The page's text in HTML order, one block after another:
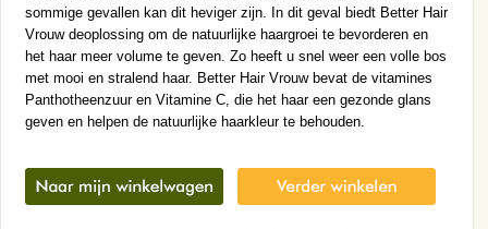
sommige gevallen kan dit heviger zijn. In dit geval biedt Better Hair
Vrouw deoplossing om de natuurlijke haargroei te bevorderen en
het haar meer volume te geven. Zo heeft u snel weer een volle bos
met mooi en stralend haar. Better Hair Vrouw bevat de vitamines
Panthotheenzuur en Vitamine C, die het haar een gezonde glans
geven en helpen de natuurlijke haarkleur te behouden.